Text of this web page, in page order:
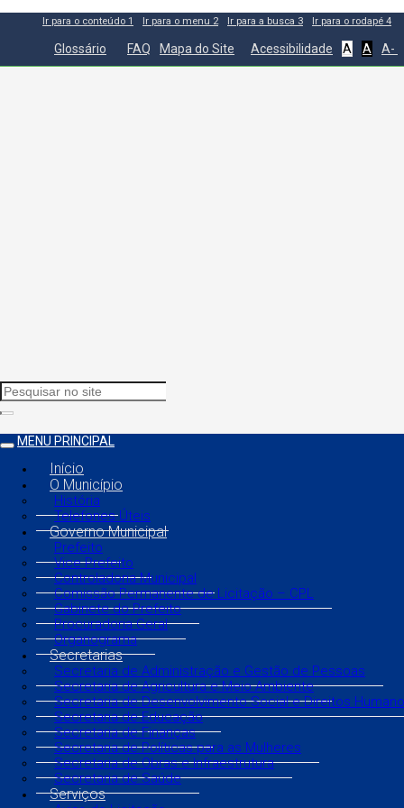
Ir para o conteúdo 1 Ir para o menu 2 Ir para a busca 3 Ir para o rodapé 4
Glossário FAQ Mapa do Site Acessibilidade A A A-
MENU PRINCIPAL
Início
O Município
História
Telefones Úteis
Governo Municipal
Prefeito
Vice Prefeito
Controladoria Municipal
Comissão Permanente de Licitação – CPL
Gabinete do Prefeito
Procuradoria Geral
Organograma
Secretarias
Secretaria de Administração e Gestão de Pessoas
Secretaria de Agricultura e Meio Ambiente
Secretaria de Desenvolvimento Social e Direitos
Secretaria de Educação
Secretaria de Finanças
Secretaria de Políticas para as Mulheres
Secretaria de Obras e Infraestrutura
Secretaria de Saúde
Serviços